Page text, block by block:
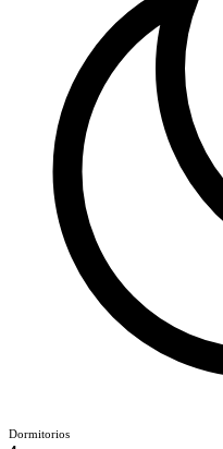
Dormitorios